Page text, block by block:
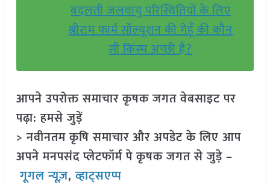
बदलती जलवायु परिस्थितियों के लिए
श्रीराम फार्म सॉल्यूशन की गेहूँ की कौन
सी किस्म अच्छी है?
आपने उपरोक्त समाचार कृषक जगत वेबसाइट पर
पढ़ा: हमसे जुड़ें
> नवीनतम कृषि समाचार और अपडेट के लिए आप
अपने मनपसंद प्लेटफॉर्म पे कृषक जगत से जुड़े –
गूगल न्यूज़,व्हाट्सएप्प